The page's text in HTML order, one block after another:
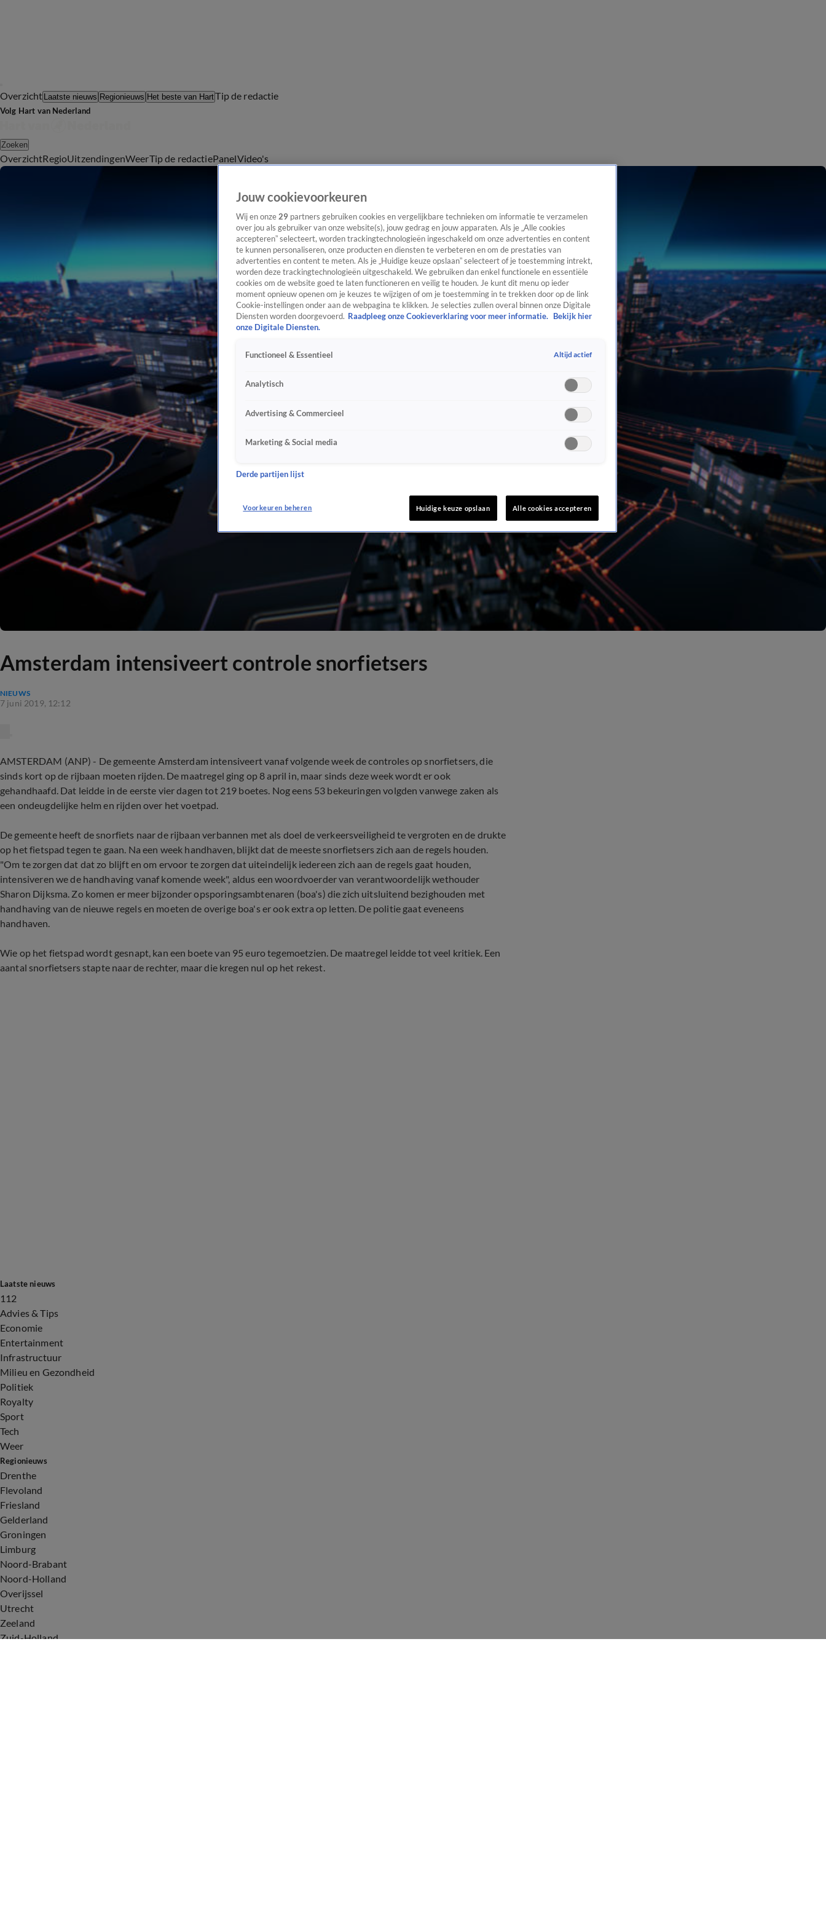
Overzicht Laatste nieuws Regionieuws Het beste van HartTip de redactie
Volg Hart van Nederland
Zoeken
OverzichtRegioUitzendingenWeerTip de redactiePanelVideo's
Amsterdam intensiveert controle snorfietsers
NIEUWS
7 juni 2019, 12:12
AMSTERDAM (ANP) - De gemeente Amsterdam intensiveert vanaf volgende week de controles op snorfietsers, die
sinds kort op de rijbaan moeten rijden. De maatregel ging op 8 april in, maar sinds deze week wordt er ook
gehandhaafd. Dat leidde in de eerste vier dagen tot 219 boetes. Nog eens 53 bekeuringen volgden vanwege zaken als
een ondeugdelijke helm en rijden over het voetpad.
De gemeente heeft de snorfiets naar de rijbaan verbannen met als doel de verkeersveiligheid te vergroten en de drukte
op het fietspad tegen te gaan. Na een week handhaven, blijkt dat de meeste snorfietsers zich aan de regels houden.
"Om te zorgen dat dat zo blijft en om ervoor te zorgen dat uiteindelijk iedereen zich aan de regels gaat houden,
intensiveren we de handhaving vanaf komende week", aldus een woordvoerder van verantwoordelijk wethouder
Sharon Dijksma. Zo komen er meer bijzonder opsporingsambtenaren (boa's) die zich uitsluitend bezighouden met
handhaving van de nieuwe regels en moeten de overige boa's er ook extra op letten. De politie gaat eveneens
handhaven.
Wie op het fietspad wordt gesnapt, kan een boete van 95 euro tegemoetzien. De maatregel leidde tot veel kritiek. Een
aantal snorfietsers stapte naar de rechter, maar die kregen nul op het rekest.
Laatste nieuws
112
Advies & Tips
Economie
Entertainment
Infrastructuur
Milieu en Gezondheid
Politiek
Royalty
Sport
Tech
Weer
Regionieuws
Drenthe
Flevoland
Friesland
Gelderland
Groningen
Limburg
Noord-Brabant
Noord-Holland
Overijssel
Utrecht
Zeeland
Zuid-Holland
Jouw cookievoorkeuren
Wij en onze 29 partners gebruiken cookies en vergelijkbare technieken om informatie te verzamelen
over jou als gebruiker van onze website(s), jouw gedrag en jouw apparaten. Als je „Alle cookies
accepteren” selecteert, worden trackingtechnologieën ingeschakeld om onze advertenties en content
te kunnen personaliseren, onze producten en diensten te verbeteren en om de prestaties van
advertenties en content te meten. Als je „Huidige keuze opslaan” selecteert of je toestemming intrekt,
worden deze trackingtechnologieën uitgeschakeld. We gebruiken dan enkel functionele en essentiële
cookies om de website goed te laten functioneren en veilig te houden. Je kunt dit menu op ieder
moment opnieuw openen om je keuzes te wijzigen of om je toestemming in te trekken door op de link
Cookie-instellingen onder aan de webpagina te klikken. Je selecties zullen overal binnen onze Digitale
Diensten worden doorgevoerd. Raadpleeg onze Cookieverklaring voor meer informatie. Bekijk hier
onze Digitale Diensten.
Functioneel & Essentieel Altijd actief
Analytisch
Advertising & Commercieel
Marketing & Social media
Derde partijen lijst
Voorkeuren beheren Huidige keuze opslaan Alle cookies accepteren